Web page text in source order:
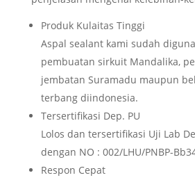
Produk Kulaitas Tinggi
Aspal sealant kami sudah
pembuatan sirkuit Mandalika,
jembatan Suramadu maupun
terbang diindonesia.
Tersertifikasi Dep. PU
Lolos dan tersertifikasi Uji Lab
dengan NO : 002/LHU/PNBP-
Respon Cepat